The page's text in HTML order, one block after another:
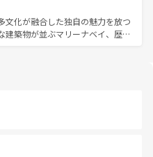
で、どの季節にも異なる楽しみ
すいタイの人々、仏教を中心とし
光資源が、訪れる旅人を魅了し続
るはず。観光スポットが密集し
ろを回れるのも魅力。息をのむよ
験まで、香港を存分に楽しみ尽く
文化が融合した独自の魅力を放つ
建築物が並ぶマリーナベイ、歴史
情を楽しめる外せないスポット